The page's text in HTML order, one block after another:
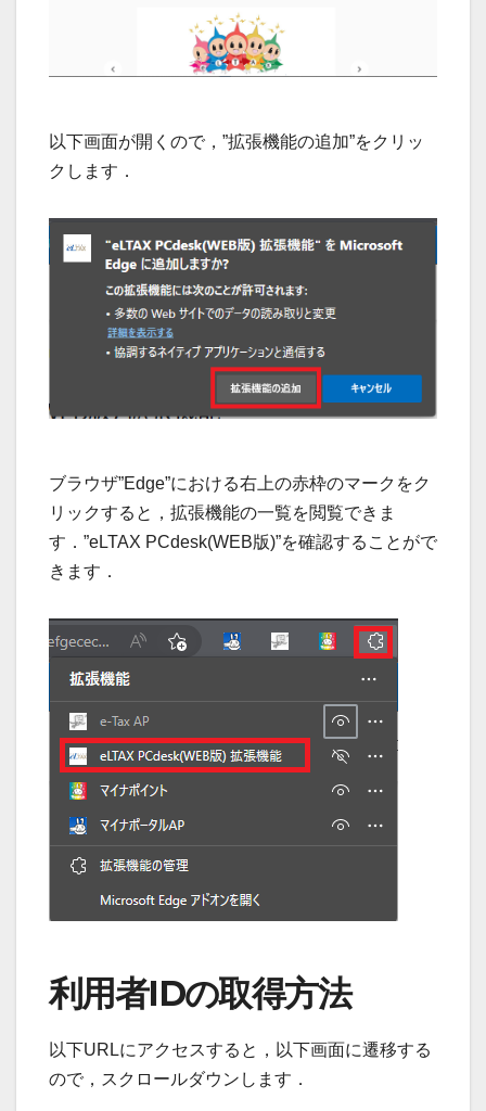
以下画面が開くので，”拡張機能の追加”をクリッ
クします．
ブラウザ”Edge”における右上の赤枠のマークをク
リックすると，拡張機能の一覧を閲覧できま
す．”eLTAX PCdesk(WEB版)”を確認することがで
きます．
利用者IDの取得方法
以下URLにアクセスすると，以下画面に遷移する
ので，スクロールダウンします．